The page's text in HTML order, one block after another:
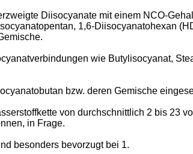
Diisocyanate mit einem NCO-
1,6-Diisocyanatohexan
wie Butylisocyanat,
bzw. deren Gemische
von durchschnittlich 2 bis 23
in Frage.
besonders bevorzugt bei 1.